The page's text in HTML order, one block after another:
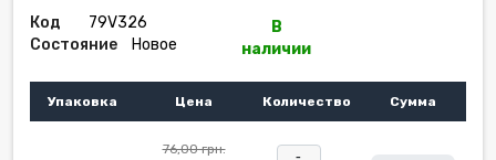
Код
79V326
Состояние
Новое
В
наличии
Упаковка Цена Количество Сумма
76,00 грн.